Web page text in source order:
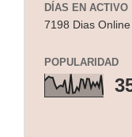
DÍAS EN ACTIVO
7198 Dias
POPULARIDAD